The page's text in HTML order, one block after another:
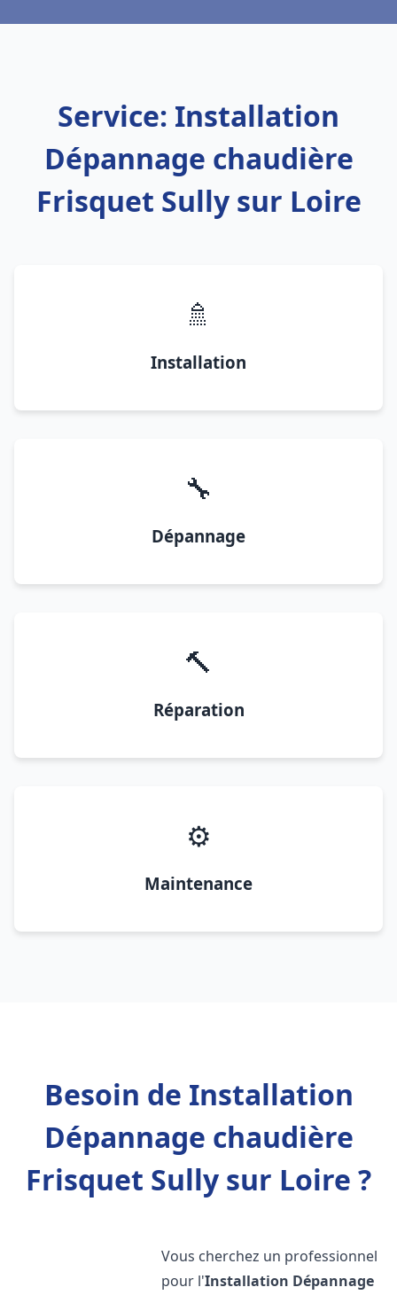
Service: Installation
Dépannage chaudière
Frisquet Sully sur Loire
🚿
Installation
🔧
Dépannage
🔨
Réparation
⚙️
Maintenance
Besoin de Installation
Dépannage chaudière
Frisquet Sully sur Loire ?
Vous cherchez un professionnel
pour l'Installation Dépannage